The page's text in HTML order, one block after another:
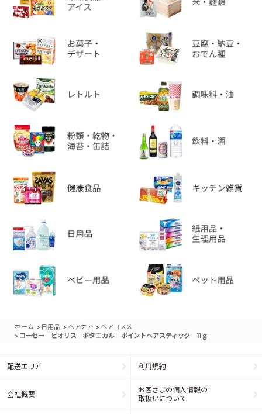
ホーム > 日用品 > ヘアケア > ヘアコスメ
> コーセー ビオリス ボタニカル ポイントヘアスティック 11ｇ
配送エリア 利用規約
会社概要
お客さまの個人情報の
取扱いについて